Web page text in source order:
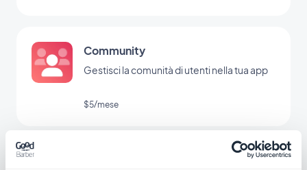
Community
Gestisci la comunità di utenti nella tua app
$5/mese